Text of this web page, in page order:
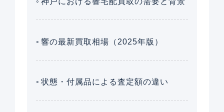
響の最新買取相場（2025年版）
状態・付属品による査定額の違い